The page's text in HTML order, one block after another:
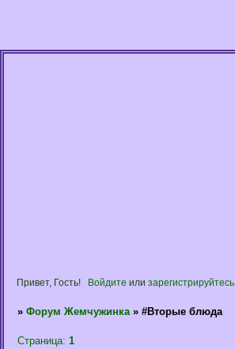
Привет, Гость! Войдите или зарегистрируйтесь.
» Форум Жемчужинка » #Вторые блюда
Страница: 1